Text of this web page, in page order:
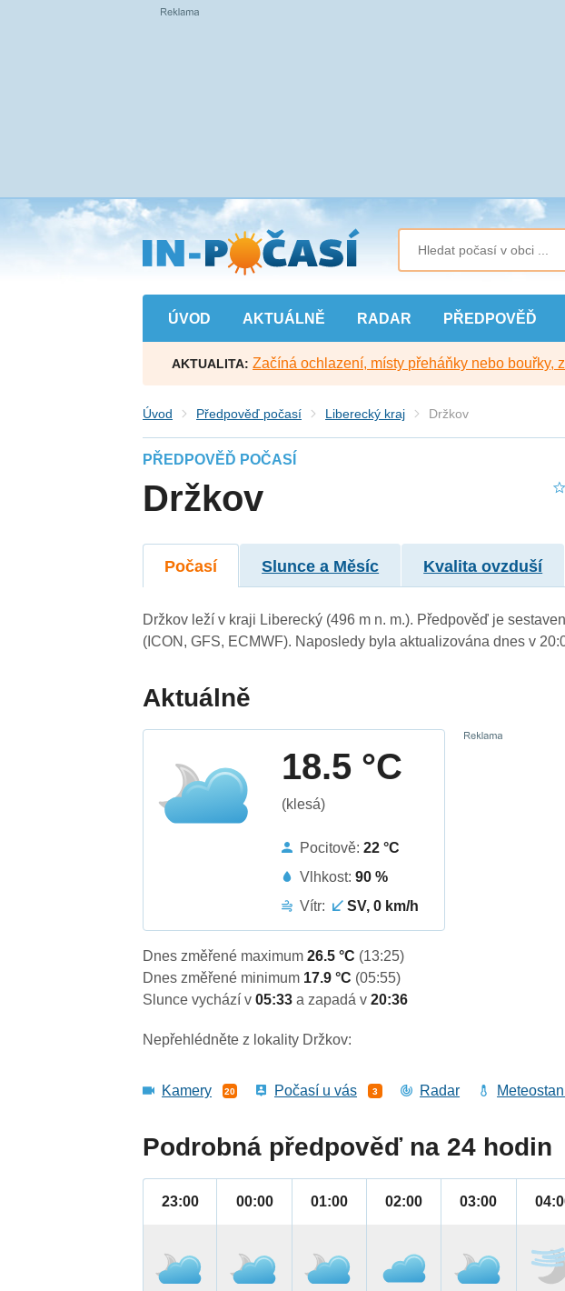
Přejít
na
hlavní
obsah
ÚVOD AKTUÁLNĚ RADAR PŘEDPOVĚĎ
AKTUALITA: Začíná ochlazení, místy přeháňky nebo bouřky,
Úvod Předpověď počasí Liberecký kraj Držkov
PŘEDPOVĚĎ POČASÍ
Držkov
Počasí Slunce a Měsíc Kvalita ovzduší
Držkov leží v kraji Liberecký (496 m n. m.). Předpověď je
(ICON, GFS, ECMWF). Naposledy byla aktualizována dnes v
Aktuálně
18.5 °C
(klesá)
Pocitově:22 °C
Vlhkost:90 %
Vítr:
SV, 0 km/h
Dnes změřené maximum26.5 °C (13:25)
Dnes změřené minimum 17.9 °C (05:55)
Slunce vychází v05:33a zapadá v20:36
Nepřehlédněte z lokality Držkov:
Kamery 20 Počasí u vás 3 Radar
Podrobná předpověď na 24 hodin
23:00 00:00 01:00 02:00 03:00